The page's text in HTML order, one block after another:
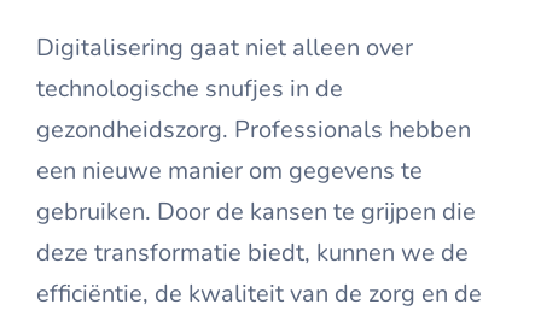
Digitalisering gaat niet alleen over
technologische snufjes in de
gezondheidszorg. Professionals hebben
een nieuwe manier om gegevens te
gebruiken. Door de kansen te grijpen die
deze transformatie biedt, kunnen we de
efficiëntie, de kwaliteit van de zorg en de